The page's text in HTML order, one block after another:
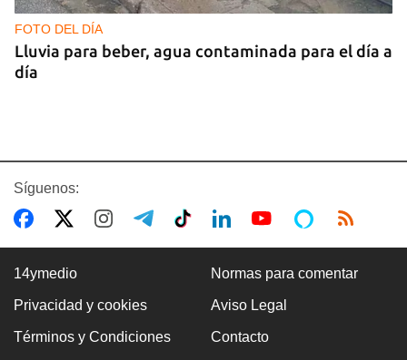
FOTO DEL DÍA
Lluvia para beber, agua contaminada para el día a
día
COMERCIO
Síguenos:
14ymedio Normas para comentar
Privacidad y cookies Aviso Legal
Términos y Condiciones Contacto